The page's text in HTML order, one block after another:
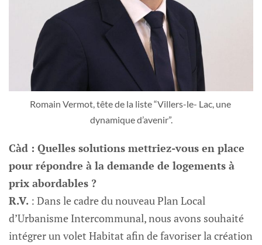
Romain Vermot, tête de la liste “Villers-le- Lac, une
dynamique d’avenir”.
Càd : Quelles solutions mettriez-vous en place
pour répondre à la demande de logements à
prix abordables ?
R.V. : Dans le cadre du nouveau Plan Local
d’Urbanisme Intercommunal, nous avons souhaité
intégrer un volet Habitat afin de favoriser la création